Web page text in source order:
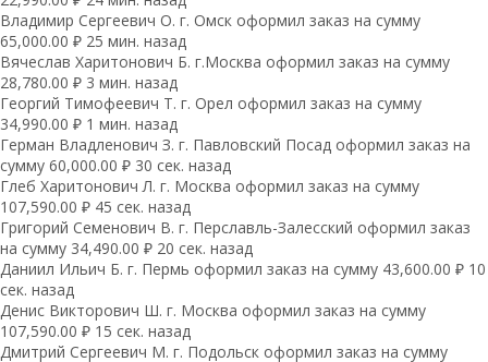
Владимир Сергеевич О. г. Омск оформил заказ на сумму
65,000.00 ₽ 25 мин. назад
Вячеслав Харитонович Б. г.Москва оформил заказ на сумму
28,780.00 ₽ 3 мин. назад
Георгий Тимофеевич Т. г. Орел оформил заказ на сумму
34,990.00 ₽ 1 мин. назад
Герман Владленович З. г. Павловский Посад оформил заказ на
сумму 60,000.00 ₽ 30 сек. назад
Глеб Харитонович Л. г. Москва оформил заказ на сумму
107,590.00 ₽ 45 сек. назад
Григорий Семенович В. г. Перславль-Залесский оформил заказ
на сумму 34,490.00 ₽ 20 сек. назад
Даниил Ильич Б. г. Пермь оформил заказ на сумму 43,600.00 ₽ 10
сек. назад
Денис Викторович Ш. г. Москва оформил заказ на сумму
107,590.00 ₽ 15 сек. назад
Дмитрий Сергеевич М. г. Подольск оформил заказ на сумму